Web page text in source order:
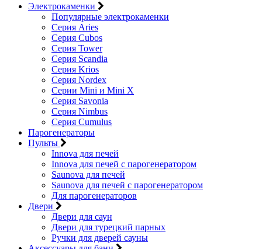
Электрокаменки
Популярные электрокаменки
Серия Aries
Серия Cubos
Серия Tower
Серия Scandia
Серия Krios
Серия Nordex
Серии Mini и Mini X
Серия Savonia
Серия Nimbus
Серия Cumulus
Парогенераторы
Пульты
Innova для печей
Innova для печей с парогенератором
Saunova для печей
Saunova для печей с парогенератором
Для парогенераторов
Двери
Двери для саун
Двери для турецкий парных
Ручки для дверей сауны